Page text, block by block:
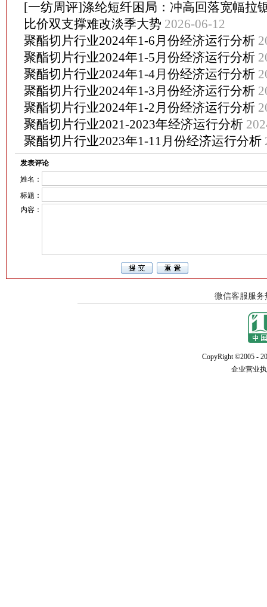
[一纺周评]涤纶短纤困局：冲高回落宽幅拉
比价双支撑难改淡季大势 2026-06-12
聚酯切片行业2024年1-6月份经济运行分析
聚酯切片行业2024年1-5月份经济运行分析
聚酯切片行业2024年1-4月份经济运行分析
聚酯切片行业2024年1-3月份经济运行分析
聚酯切片行业2024年1-2月份经济运行分析
聚酯切片行业2021-2023年经济运行分析
聚酯切片行业2023年1-11月份经济运行分析
发表评论
姓名：
标题：
内容：
CopyRight ©2005 -
企业营业